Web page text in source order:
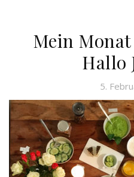
Mein
Hallo
5.